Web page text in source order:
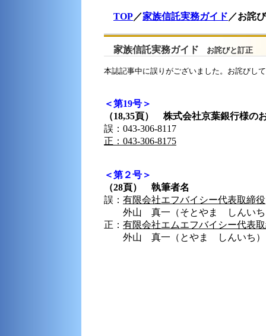
TOP／家族信託実務ガイド ／お詫
家族信託実務ガイド お詫びと訂正
本誌記事中に誤りがございました。お詫びし
＜第19号＞
（18,35頁） 株式会社京葉銀行様の
誤：043-306-8117
正：043-306-8175
＜第２号＞
（28頁） 執筆者名
誤： 有限会社エフバイシー代表取締役
外山 真一（そとやま しんいち
正： 有限会社エムエフバイシー代表
外山 真一（とやま しんいち）